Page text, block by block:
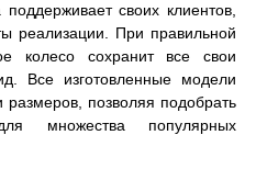
своих клиентов,
реализации. При правильной
колесо сохранит все свои
Все изготовленные модели
позволяя подобрать
множества популярных